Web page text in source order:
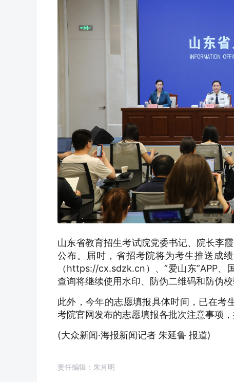
山东省教育招生考试院党委书记、院长李
公布。届时，省招考院将为考生推送成
（https://cx.sdzk.cn）、“爱山东”APP
查询将继续使用水印、防伪二维码和防伪
此外，今年的志愿填报具体时间，已在考
考院官网发布的志愿填报各批次注意事项，
(大众新闻·海报新闻记者 朱延鲁 报道)
责任编辑：朱肖明